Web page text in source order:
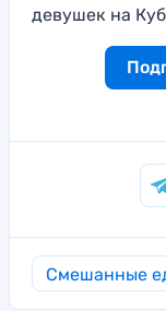
девушек на
Смешанные